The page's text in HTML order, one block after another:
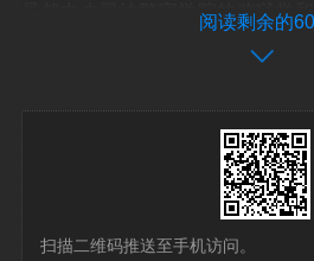
虽然中央司法警官学院的监狱学
控专业，报考监狱警察时会有专
的公安专业应届毕业生能够参加公
警校是不能自考的，警校是国家
士，是有严格的资格审核的才能
的公安部门的从事民警工作的人
阅读剩余的
扫描二维码推送至手机访问。